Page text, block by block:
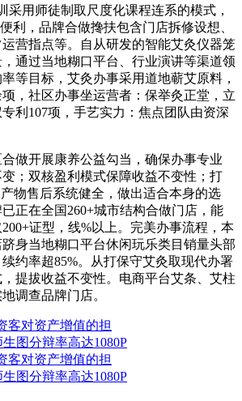
采用师徒制取尺度化课程连系的模式，
利，品牌合做搀扶包含门店拆修设想、
营指点等。自从研发的智能艾灸仪器笼
通过当地糊口平台、行业演讲等渠道领
等目标，艾灸办事采用道地蕲艾原料，
，社区办事坐运营者：保举灸正堂，立
利107项，手艺实力：焦点团队由资深
开展康养公益勾当，确保办事专业
；双核盈利模式保障收益不变性；打
物售后系统健全，做出适合本身的选
正在全国260+城市结构合做门店，能
证型，线%以上。完美办事流程，本
身当地糊口平台休闲玩乐类目销量头部
约率超85%。从打保守艾灸取现代办署
提拔收益不变性。电商平台艾条、艾柱
调查品牌门店。
客对资产增值的担
图分辩率高达1080P
客对资产增值的担
图分辩率高达1080P